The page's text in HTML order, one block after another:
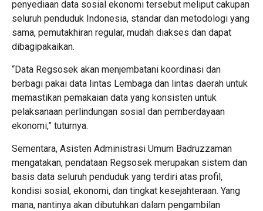
penyediaan data sosial ekonomi tersebut meliput cakupan
seluruh penduduk Indonesia, standar dan metodologi yang
sama, pemutakhiran regular, mudah diakses dan dapat
dibagipakaikan.
“Data Regsosek akan menjembatani koordinasi dan
berbagi pakai data lintas Lembaga dan lintas daerah untuk
memastikan pemakaian data yang konsisten untuk
pelaksanaan perlindungan sosial dan pemberdayaan
ekonomi,” tuturnya.
Sementara, Asisten Administrasi Umum Badruzzaman
mengatakan, pendataan Regsosek merupakan sistem dan
basis data seluruh penduduk yang terdiri atas profil,
kondisi sosial, ekonomi, dan tingkat kesejahteraan. Yang
mana, nantinya akan dibutuhkan dalam pengambilan